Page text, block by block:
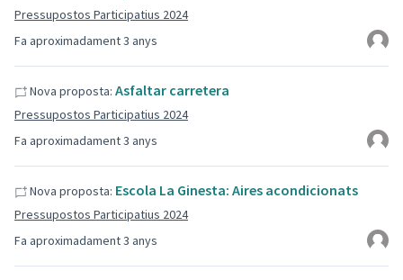
Fa aproximadament 3 anys
Pressupostos Participatius 2024
Fa aproximadament 3 anys
Nova proposta: Asfaltar carretera
Pressupostos Participatius 2024
Fa aproximadament 3 anys
Nova proposta: Escola La Ginesta: Aires acondicionats
Pressupostos Participatius 2024